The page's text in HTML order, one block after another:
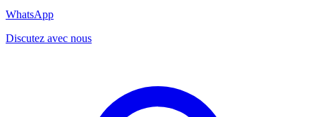
WhatsApp
Discutez avec nous